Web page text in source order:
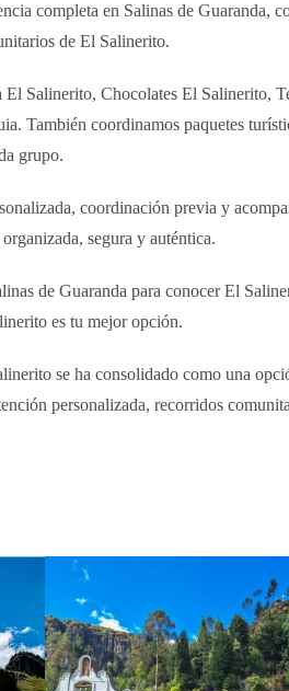
completa en Salinas de Guaranda,
de El Salinerito.
Salinerito, Chocolates El Salinerito,
También coordinamos paquetes
grupo.
coordinación previa y
segura y auténtica.
de Guaranda para conocer El
es tu mejor opción.
se ha consolidado como una
personalizada, recorridos